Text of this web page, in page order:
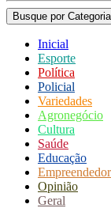
Busque por Categoria
Inicial
Esporte
Política
Policial
Variedades
Agronegócio
Cultura
Saúde
Educação
Opinião
Geral